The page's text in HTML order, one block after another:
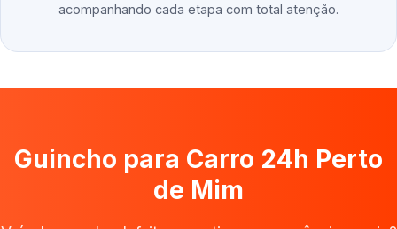
acompanhando cada etapa com total atenção.
Guincho para Carro 24h Perto
de Mim